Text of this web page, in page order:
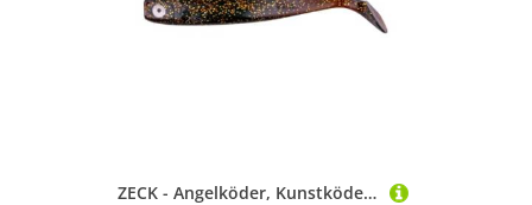
ZECK - Angelköder, Kunstköder, Gummifisch - Zander Gummi | 16cm - Motoroil | 2 STK.